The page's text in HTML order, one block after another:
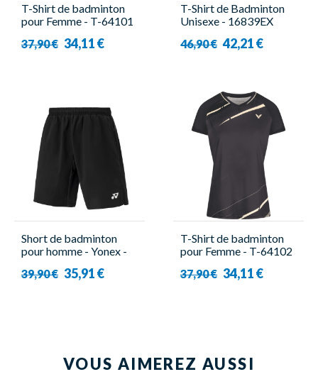
T-Shirt de badminton
pour Femme - T-64101
37,90 € 34,11 €
T-Shirt de Badminton
Unisexe - 16839EX
46,90 € 42,21 €
Short de badminton
pour homme - Yonex -
39,90 € 35,91 €
T-Shirt de badminton
pour Femme - T-64102
37,90 € 34,11 €
VOUS AIMEREZ AUSSI